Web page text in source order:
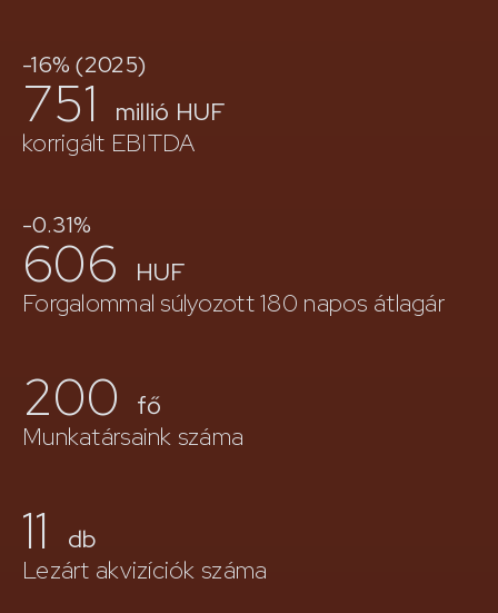
-16% (2025)
751
millió HUF
korrigált EBITDA
-0.31%
606
HUF
Forgalommal súlyozott 180 napos átlagár
200
fő
Munkatársaink száma
11
db
Lezárt akvizíciók száma